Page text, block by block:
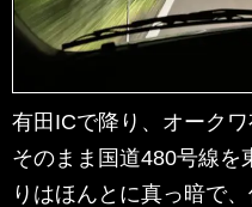
有田ICで降り、オーク
そのまま国道480号線を
りはほんとに真っ暗で